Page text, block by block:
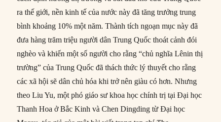
ra thế giới, nền kinh tế của nước này đã tăng trưởng trung
bình khoảng 10% một năm. Thành tích ngoạn mục này đã
đưa hàng trăm triệu người dân Trung Quốc thoát cảnh đói
nghèo và khiến một số người cho rằng “chủ nghĩa Lênin thị
trường” của Trung Quốc đã thách thức lý thuyết cho rằng
các xã hội sẽ dân chủ hóa khi trở nên giàu có hơn. Nhưng
theo Liu Yu, một phó giáo sư khoa học chính trị tại Đại học
Thanh Hoa ở Bắc Kinh và Chen Dingding từ Đại học